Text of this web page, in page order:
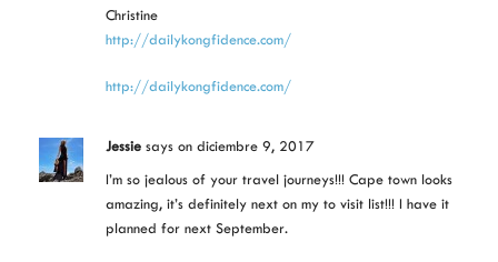
Christine
http://dailykongfidence.com/
http://dailykongfidence.com/
Jessie says on diciembre 9, 2017
I’m so jealous of your travel journeys!!! Cape town looks
amazing, it’s definitely next on my to visit list!!! I have it
planned for next September.